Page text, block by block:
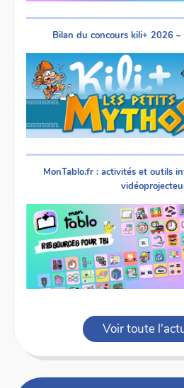
Bilan du concours kili+ 2026
MonTablo.fr : activités et outils
Voir toute